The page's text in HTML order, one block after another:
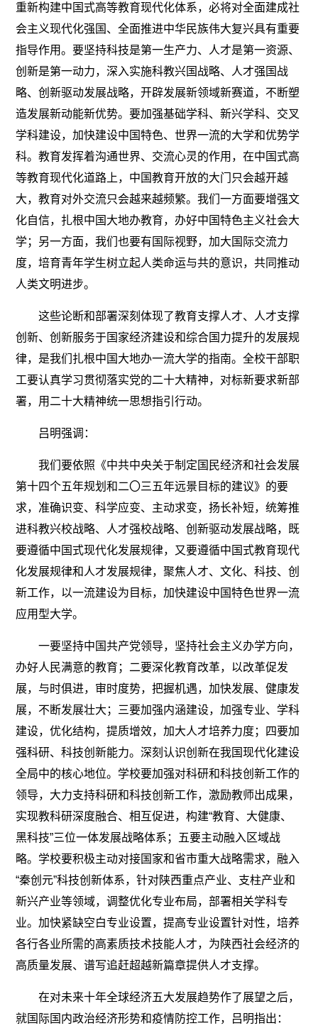
重新构建中国式高等教育现代化体系，必将对全面建成社
会主义现代化强国、全面推进中华民族伟大复兴具有重要
指导作用。要坚持科技是第一生产力、人才是第一资源、
创新是第一动力，深入实施科教兴国战略、人才强国战
略、创新驱动发展战略，开辟发展新领域新赛道，不断塑
造发展新动能新优势。要加强基础学科、新兴学科、交叉
学科建设，加快建设中国特色、世界一流的大学和优势学
科。教育发挥着沟通世界、交流心灵的作用，在中国式高
等教育现代化道路上，中国教育开放的大门只会越开越
大，教育对外交流只会越来越频繁。我们一方面要增强文
化自信，扎根中国大地办教育，办好中国特色主义社会大
学；另一方面，我们也要有国际视野，加大国际交流力
度，培育青年学生树立起人类命运与共的意识，共同推动
人类文明进步。
这些论断和部署深刻体现了教育支撑人才、人才支撑
创新、创新服务于国家经济建设和综合国力提升的发展规
律，是我们扎根中国大地办一流大学的指南。全校干部职
工要认真学习贯彻落实党的二十大精神，对标新要求新部
署，用二十大精神统一思想指引行动。
吕明强调：
我们要依照《中共中央关于制定国民经济和社会发展
第十四个五年规划和二〇三五年远景目标的建议》的要
求，准确识变、科学应变、主动求变，扬长补短，统筹推
进科教兴校战略、人才强校战略、创新驱动发展战略，既
要遵循中国式现代化发展规律，又要遵循中国式教育现代
化发展规律和人才发展规律，聚焦人才、文化、科技、创
新工作，以一流建设为目标，加快建设中国特色世界一流
应用型大学。
一要坚持中国共产党领导，坚持社会主义办学方向，
办好人民满意的教育；二要深化教育改革，以改革促发
展，与时俱进，审时度势，把握机遇，加快发展、健康发
展，不断发展壮大；三要加强内涵建设，加强专业、学科
建设，优化结构，提质增效，加大人才培养力度；四要加
强科研、科技创新能力。深刻认识创新在我国现代化建设
全局中的核心地位。学校要加强对科研和科技创新工作的
领导，大力支持科研和科技创新工作，激励教师出成果，
实现教科研深度融合、相互促进，构建“教育、大健康、
黑科技”三位一体发展战略体系；五要主动融入区域战
略。学校要积极主动对接国家和省市重大战略需求，融入
“秦创元”科技创新体系，针对陕西重点产业、支柱产业和
新兴产业等领域，调整优化专业布局，部署相关学科专
业。加快紧缺空白专业设置，提高专业设置针对性，培养
各行各业所需的高素质技术技能人才，为陕西社会经济的
高质量发展、谱写追赶超越新篇章提供人才支撑。
在对未来十年全球经济五大发展趋势作了展望之后，
就国际国内政治经济形势和疫情防控工作，吕明指出：